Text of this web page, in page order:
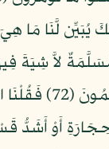
أَوْ أَشَدُّ